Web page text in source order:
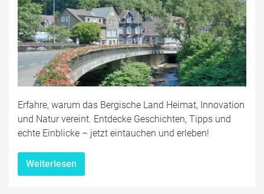
Erfahre, warum das Bergische Land Heimat, Innovation
und Natur vereint. Entdecke Geschichten, Tipps und
echte Einblicke – jetzt eintauchen und erleben!
Weiterlesen